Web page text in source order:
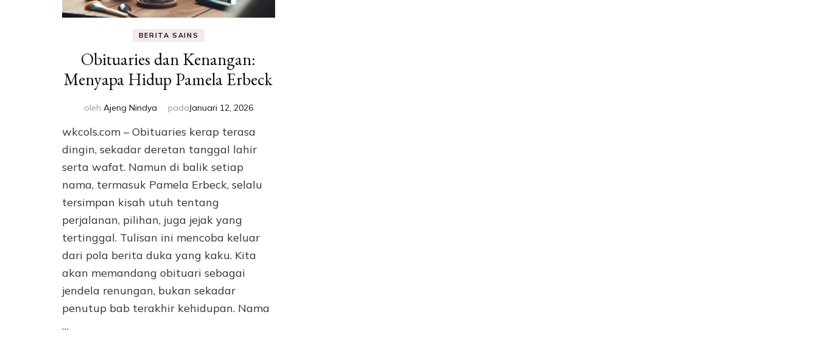
BERITA SAINS
Obituaries dan Kenangan:
Menyapa Hidup Pamela Erbeck
oleh Ajeng Nindya padaJanuari 12, 2026
wkcols.com – Obituaries kerap terasa
dingin, sekadar deretan tanggal lahir
serta wafat. Namun di balik setiap
nama, termasuk Pamela Erbeck, selalu
tersimpan kisah utuh tentang
perjalanan, pilihan, juga jejak yang
tertinggal. Tulisan ini mencoba keluar
dari pola berita duka yang kaku. Kita
akan memandang obituari sebagai
jendela renungan, bukan sekadar
penutup bab terakhir kehidupan. Nama
…